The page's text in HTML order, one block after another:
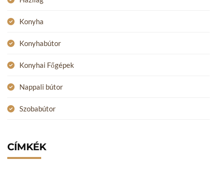
Konyha
Konyhabútor
Konyhai Főgépek
Nappali bútor
Szobabútor
CÍMKÉK